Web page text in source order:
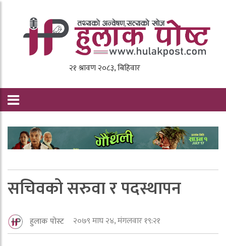
सचिवको सरुवा र पदस्थापन
हुलाक पोस्ट २०७९ माघ २४, मंगलवार १९:२१